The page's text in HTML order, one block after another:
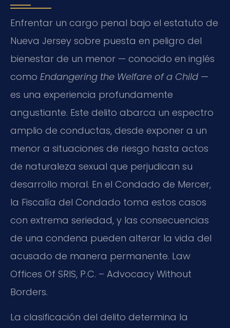
Enfrentar un cargo penal bajo el estatuto de
Nueva Jersey sobre puesta en peligro del
bienestar de un menor — conocido en inglés
como Endangering the Welfare of a Child —
es una experiencia profundamente
angustiante. Este delito abarca un espectro
amplio de conductas, desde exponer a un
menor a situaciones de riesgo hasta actos
de naturaleza sexual que perjudican su
desarrollo moral. En el Condado de Mercer,
la Fiscalía del Condado toma estos casos
con extrema seriedad, y las consecuencias
de una condena pueden alterar la vida del
acusado de manera permanente. Law
Offices Of SRIS, P.C. – Advocacy Without
Borders.
La clasificación del delito determina la